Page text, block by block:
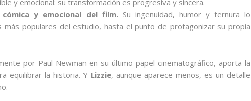
y emocional: su transformación es progresiva y sincera.
y emocional del film. Su ingenuidad, humor y ternura lo
populares del estudio, hasta el punto de protagonizar su propia
por Paul Newman en su último papel cinematográfico, aporta la
equilibrar la historia. Y Lizzie, aunque aparece menos, es un detalle